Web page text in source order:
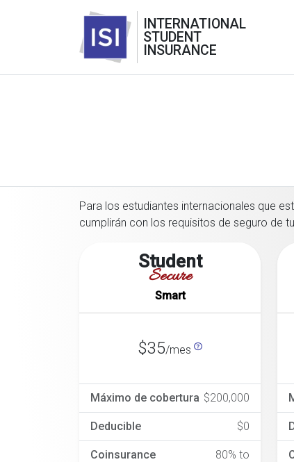
INTERNATIONAL
STUDENT
INSURANCE
Para los estudiantes internacionales que
cumplirán con los requisitos de seguro de
Student
Secure
Smart
$35/mes
Máximo de cobertura $200,000
Deducible $0
Coinsurance
80% to